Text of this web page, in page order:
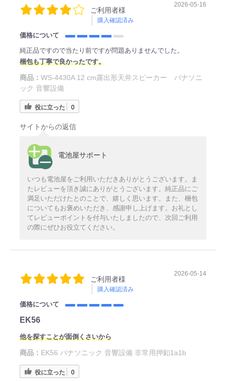
ご利用者様
購入確認済み
2026-05-16
価格について
純正品ですので当たり前ですが問題ありませんでした。
梱包も丁寧で良かったです。
商品： WS-4430A 12 cm露出形天井スピーカー パナソニ
ック 音響設備
役に立った 0
サイトからの返信
電池屋サポート
いつも電池屋をご利用いただきありがとうございます。ま
たレビューを頂き誠にありがとうございます。純正品にご
満足いただけたとのことで、嬉しく思います。また、梱包
についてもお褒めいただき、感謝申し上げます。お礼とし
てレビューポイントを付与いたしましたので、次回ご利用
の際にぜひお役立てください。
ご利用者様
購入確認済み
2026-05-14
価格について
EK56
他を探すことが面倒くさいから
商品： EK56 パナソニック 音響設備 非常用押釦1a1b
役に立った 0